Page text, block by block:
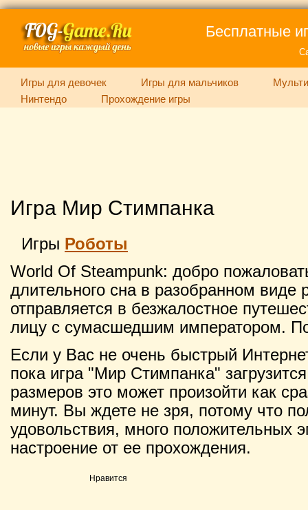
Бесплатные
Игры для девочек Игры для мальчиков
Нинтендо
Прохождение игры
Игра Мир Стимпанка
Игры Роботы
World Of Steampunk: добро
длительного сна в разобранном виде
отправляется в безжалостное
лицу с сумасшедшим императором.
Если у Вас не очень быстрый
пока игра "Мир Стимпанка"
размеров это может произойти как
минут. Вы ждете не зря, потому что
удовольствия, много положительных
настроение от ее прохождения.
Нравится